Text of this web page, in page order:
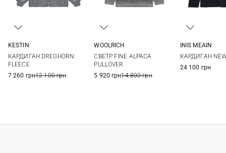
XXL
KESTIN
КАРДИГАН DREGHORN
FLEECE
7 260 грн12 100 грн
XXL
WOOLRICH
СВЕТР FINE ALPACA
PULLOVER
5 920 грн14 800 грн
INIS MEAIN
КАРДИГАН
24 100 грн